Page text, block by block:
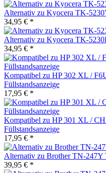
Alternativ zu Kyocera TK-
34,95 € *
Alternativ zu Kyocera TK-
34,95 € *
Kompatibel zu HP 302 XL /
Füllstandsanzeige
17,95 € *
Kompatibel zu HP 301 XL /
Füllstandsanzeige
17,95 € *
Alternativ zu Brother TN-247Y
39,95 € *